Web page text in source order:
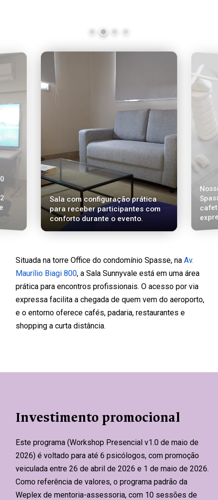
Sala com configuração prática
para receber participantes com
conforto durante o evento.
Situada na torre Office do condomínio Spasse, na Av.
Maurílio Biagi 800, a Sala Sunnyvale está em uma área
prática para encontros profissionais. O acesso por via
expressa facilita a chegada de quem vem do aeroporto,
e o entorno oferece cafés, padaria, restaurantes e
shopping a curta distância.
Investimento promocional
Este programa (Workshop Presencial v1.0 de maio de
2026) é voltado para até 6 psicólogos, com promoção
veiculada entre 26 de abril de 2026 e 1 de maio de 2026.
Como referência de valores, o programa padrão da
Weplex de mentoria-assessoria, com 10 sessões de